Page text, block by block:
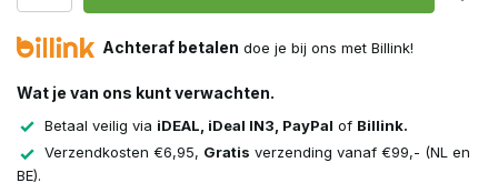
Achteraf betalen doe je bij ons met Billink!
Wat je van ons kunt verwachten.
Betaal veilig via iDEAL, iDeal IN3, PayPal of Billink.
Verzendkosten €6,95, Gratis verzending vanaf €99,- (NL en
BE).